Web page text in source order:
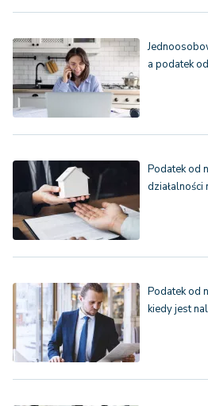
a podatek
Podatek od
Podatek od
kiedy jest